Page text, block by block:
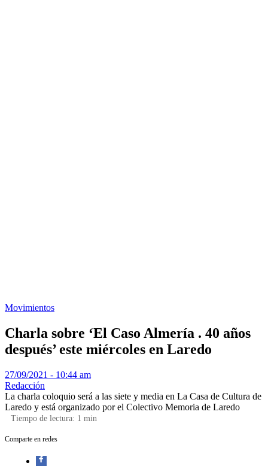
Movimientos
Charla sobre ‘El Caso Almería . 40 años
después’ este miércoles en Laredo
27/09/2021 - 10:44 am
Redacción
La charla coloquio será a las siete y media en La Casa de Cultura de
Laredo y está organizado por el Colectivo Memoria de Laredo
Tiempo de lectura: 1 min
Comparte en redes